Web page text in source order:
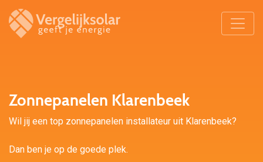
Zonnepanelen Klarenbeek
Wil jij een top zonnepanelen installateur uit Klarenbeek?
Dan ben je op de goede plek.